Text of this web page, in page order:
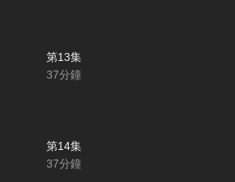
第13集
37分鐘
第14集
37分鐘